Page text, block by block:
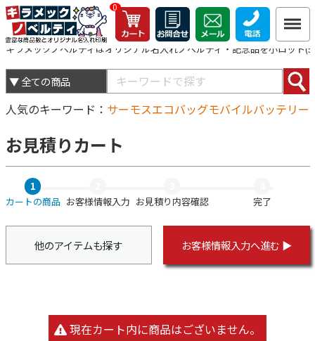
0
キラメックノベルティはオリジナル名入れノベルティ・記念品を小ロット
人気のキーワード サーモスエコバッグモバイルバッテリー
お見積りカート
1
カートの商品 お客様情報入力 お見積り内容確認
完了
他のアイテムも探す お客様情報入力へ進む ▶︎
現在カート内に商品はございません。